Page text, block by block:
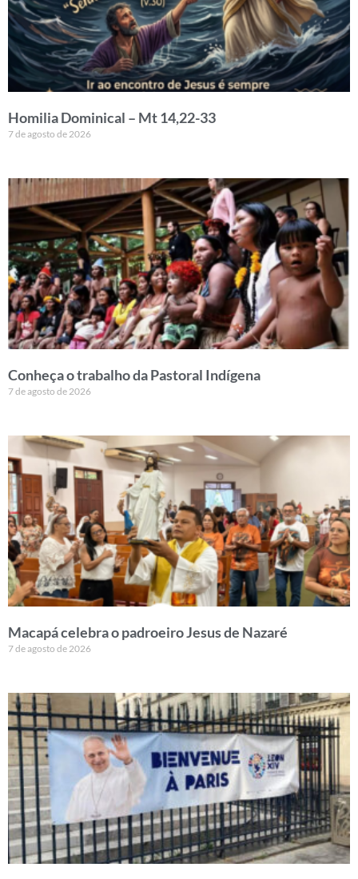
Homilia Dominical – Mt 14,22-33
7 de agosto de 2026
Conheça o trabalho da Pastoral Indígena
7 de agosto de 2026
Macapá celebra o padroeiro Jesus de Nazaré
7 de agosto de 2026